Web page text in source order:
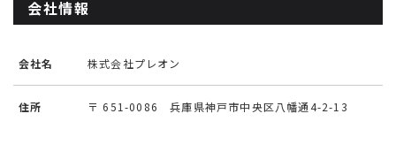
会社情報
会社名 株式会社プレオン
住所 〒 651-0086 兵庫県神戸市中央区八幡通4-2-13